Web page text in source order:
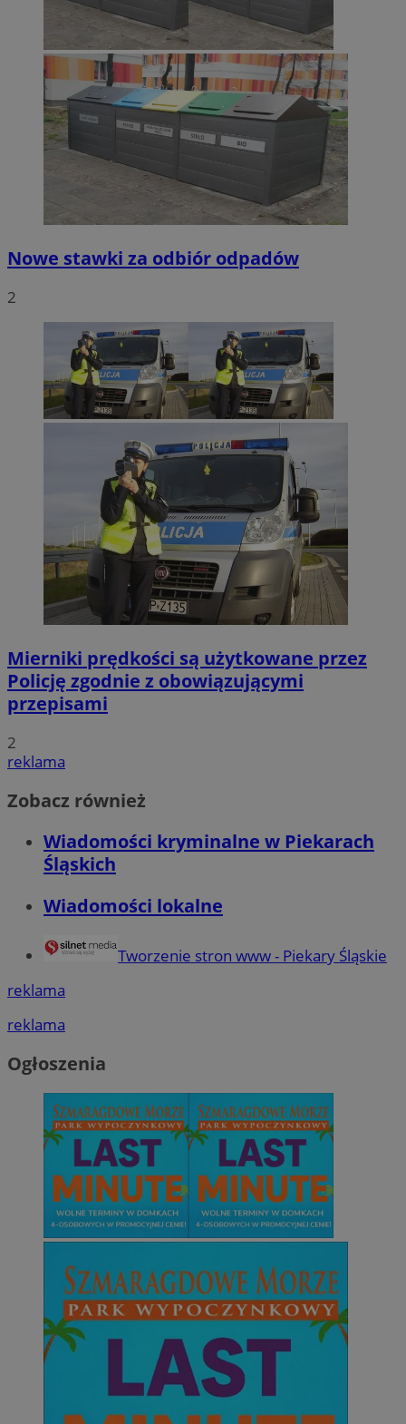
Nowe stawki za odbiór odpadów
2
Mierniki prędkości są użytkowane przez
Policję zgodnie z obowiązującymi
przepisami
2
reklama
Zobacz również
Wiadomości kryminalne w Piekarach
Śląskich
Wiadomości lokalne
Tworzenie stron www - Piekary Śląskie
reklama
reklama
Ogłoszenia